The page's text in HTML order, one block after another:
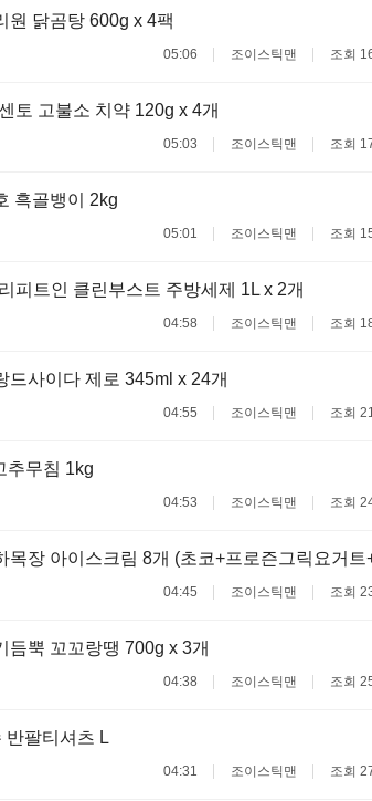
원 닭곰탕 600g x 4팩
05:06 조이스틱맨 조회
토 고불소 치약 120g x 4개
05:03 조이스틱맨 조회
흑골뱅이 2kg
05:01 조이스틱맨 조회
피트인 클린부스트 주방세제 1L x 2개
04:58 조이스틱맨 조회
드사이다 제로 345ml x 24개
04:55 조이스틱맨 조회 21
추무침 1kg
04:53 조이스틱맨 조회
목장 아이스크림 8개 (초코+프로즌그릭요거
04:45 조이스틱맨 조회
듬뿍 꼬꼬랑땡 700g x 3개
04:38 조이스틱맨 조회
반팔티셔츠 L
04:31 조이스틱맨 조회